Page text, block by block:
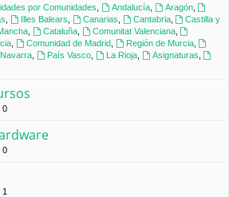
por Comunidades Andalucía, Aragón,
Illes Balears Canarias Cantabria,
Castilla y
, Cataluña, Comunitat Valenciana,
, Comunidad de Madrid, Región de Murcia,
País Vasco, La Rioja, Asignaturas
0
0
1